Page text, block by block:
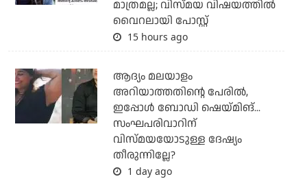
മാത്രമല്ല; വിസ്മയ വിഷയത്തില്‍
വൈറലായി പോസ്റ്റ്
15 hours ago
ആദ്യം മലയാളം
അറിയാത്തതിന്റെ പേരില്‍,
ഇപ്പോള്‍ ബോഡി ഷെയ്മിങ്...
സംഘപരിവാറിന്
വിസ്മയയോടുള്ള ദേഷ്യം
തീരുന്നില്ലേ?
1 day ago